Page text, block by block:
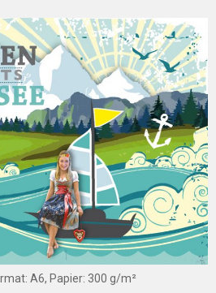
A6, Papier: 300 g/m²